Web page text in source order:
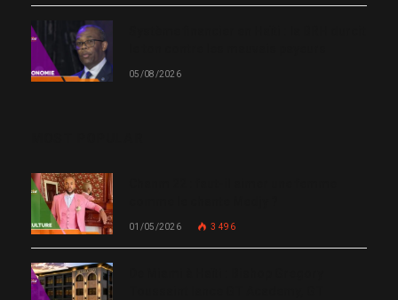
05/08/2026
01/05/2026 3 496